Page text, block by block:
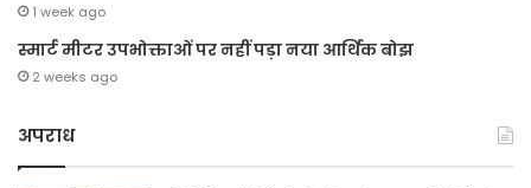
1 week ago
स्मार्ट मीटर उपभोक्ताओं पर नहीं पड़ा नया आर्थिक बोझ
2 weeks ago
अपराध